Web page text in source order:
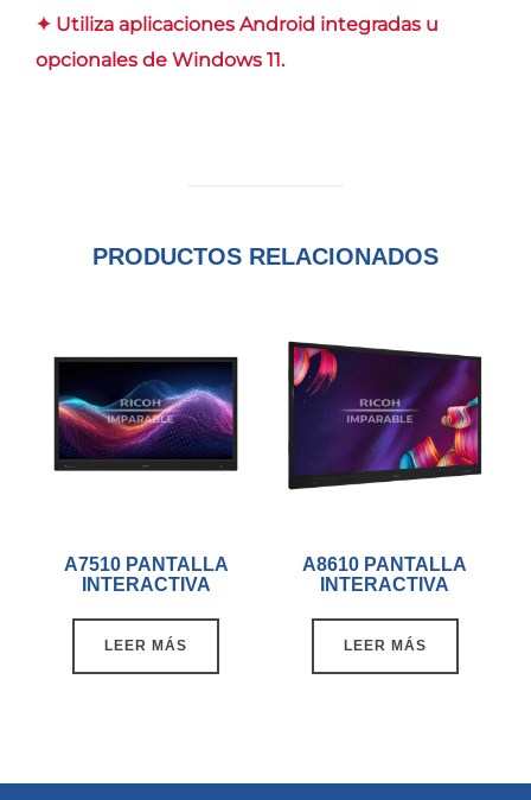
✦ Utiliza aplicaciones Android integradas u
opcionales de Windows 11.
PRODUCTOS RELACIONADOS
A7510 PANTALLA
INTERACTIVA
LEER MÁS
A8610 PANTALLA
INTERACTIVA
LEER MÁS